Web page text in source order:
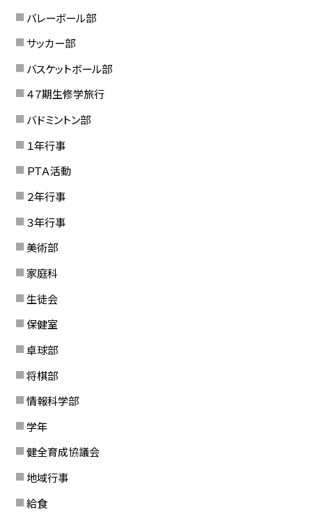
バレーボール部
サッカー部
バスケットボール部
４７期生修学旅行
バドミントン部
１年行事
ＰＴＡ活動
２年行事
３年行事
美術部
家庭科
生徒会
保健室
卓球部
将棋部
情報科学部
学年
健全育成協議会
地域行事
給食